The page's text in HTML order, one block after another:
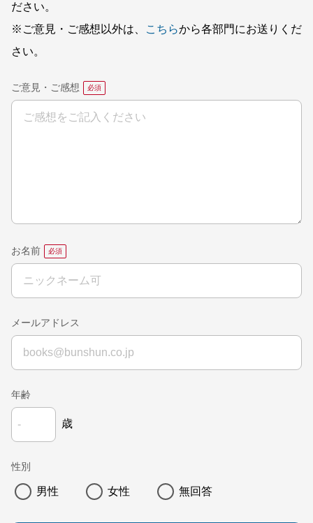
ださい。
※ご意見・ご感想以外は、
こちらから各部門にお送りくだ
さい。
ご意見・ご感想
お名前
メールアドレス
年齢
歳
性別
男性 女性 無回答